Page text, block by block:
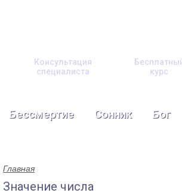
Консультация
специалиста
курс
Бессмертие Сонник Бог
Главная
Значение числа